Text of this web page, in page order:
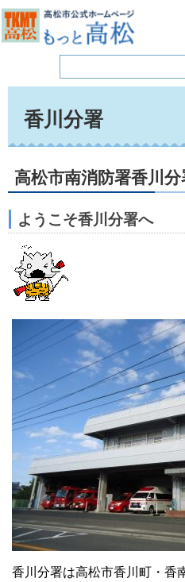
香川分署
高松市南消防署香川分
ようこそ香川分署へ
香川分署は高松市香川町・香